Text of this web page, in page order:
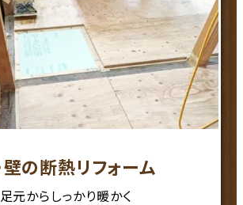
壁の断熱リフォーム
足元からしっかり暖かく